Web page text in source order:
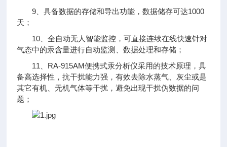
9、具备数据的存储和导出功能，数据储存可达1000
天；
10、全自动无人智能监控，可直接连续在线快速针对
气态中的汞含量进行自动监测、数据处理和存储；
11、RA-915AM便携式汞分析仪采用的技术原理，具
备高选择性，抗干扰能力强，有效去除水蒸气、灰尘或是
其它有机、无机气体等干扰，避免出现干扰伪数据的问
题；